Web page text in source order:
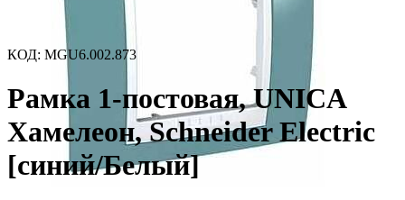
КОД: MGU6.002.873
Рамка 1-постовая, UNICA
Хамелеон, Schneider Electric
[синий/Белый]